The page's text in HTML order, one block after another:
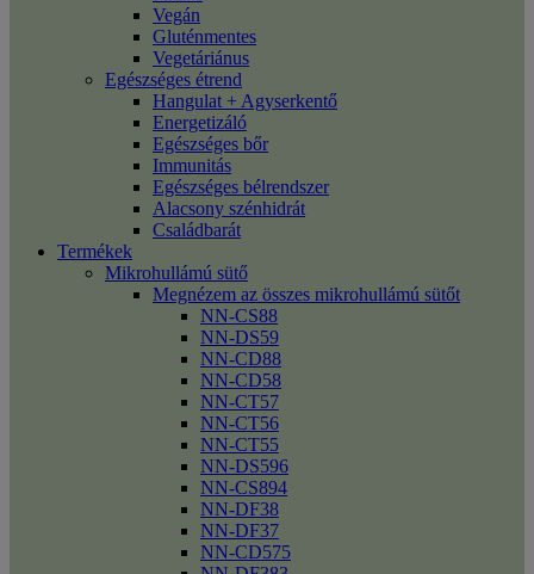
Vegán
Gluténmentes
Vegetáriánus
Egészséges étrend
Hangulat + Agyserkentő
Energetizáló
Egészséges bőr
Immunitás
Egészséges bélrendszer
Alacsony szénhidrát
Családbarát
Termékek
Mikrohullámú sütő
Megnézem az összes mikrohullámú sütőt
NN-CS88
NN-DS59
NN-CD88
NN-CD58
NN-CT57
NN-CT56
NN-CT55
NN-DS596
NN-CS894
NN-DF38
NN-DF37
NN-CD575